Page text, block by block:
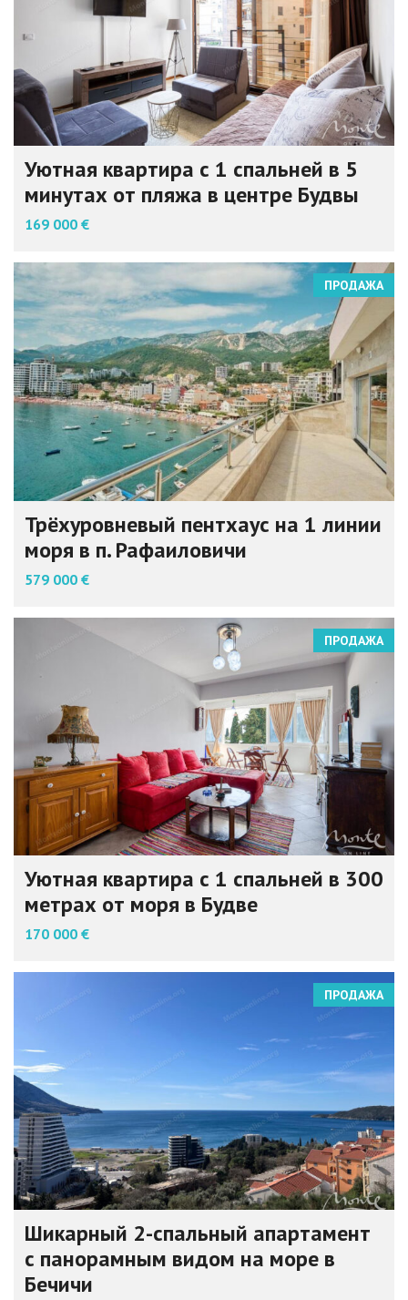
Уютная квартира с 1 спальней в 5
минутах от пляжа в центре Будвы
169 000 €
ПРОДАЖА
Трёхуровневый пентхаус на 1 линии
моря в п. Рафаиловичи
579 000 €
ПРОДАЖА
Уютная квартира с 1 спальней в 300
метрах от моря в Будве
170 000 €
ПРОДАЖА
Шикарный 2-спальный апартамент
с панорамным видом на море в
Бечичи